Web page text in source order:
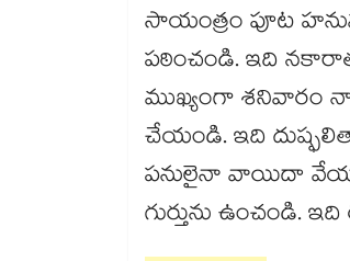
సాయంత్రం పూట
పఠించండి. ఇది
ముఖ్యంగా శనివారం
చేయండి. ఇది
పనులైనా వాయిదా
గుర్తును ఉంచండి.